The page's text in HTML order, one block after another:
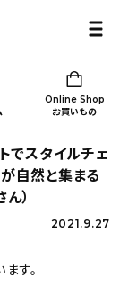
Online Shop
お買いもの
でスタイルチェ
自然と集まる
）
2021.9.27
す。